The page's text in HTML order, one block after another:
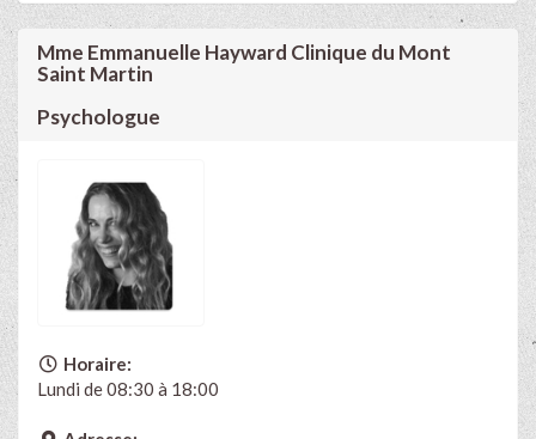
Mme Emmanuelle Hayward Clinique du Mont
Saint Martin
Psychologue
Horaire:
Lundi de 08:30 à 18:00